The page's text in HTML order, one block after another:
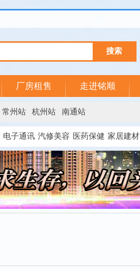
厂房租售 走进铭顺
常州站 杭州站 南通站
电子通讯 汽修美容 医药保健 家居建材